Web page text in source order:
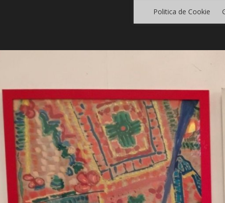
Politica de Cookie